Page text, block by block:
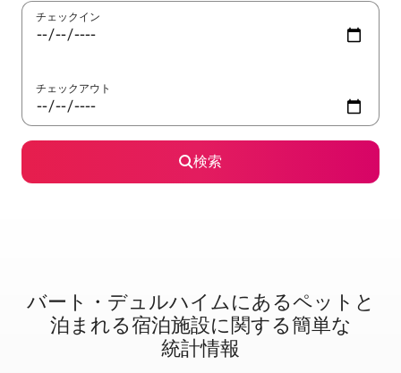
チェックイン
チェックアウト
検索
バート・デュルハイムに⁠あ⁠るペ⁠ッ⁠ト⁠と
泊⁠ま⁠れ⁠る宿⁠泊⁠施⁠設⁠に関⁠す⁠る簡⁠単⁠な
統⁠計⁠情⁠報